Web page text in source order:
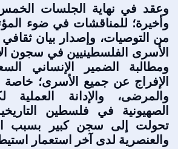
وعقد في نهاية الجلسات
وأخيرة؛ للمناقشات في ضوء
من التوصيات، وإصدار بيان
الأسرى الفلسطينيين في سجون
ومطالبة الضمير الإنساني
الإفراج عن جميع الأسرى؛ خاصة
والمرضى، والإدانة العملية
الصهيونية في فلسطين
تحولت إلى سجن كبير بسبب
والعنصرية لدى آخر استعمار